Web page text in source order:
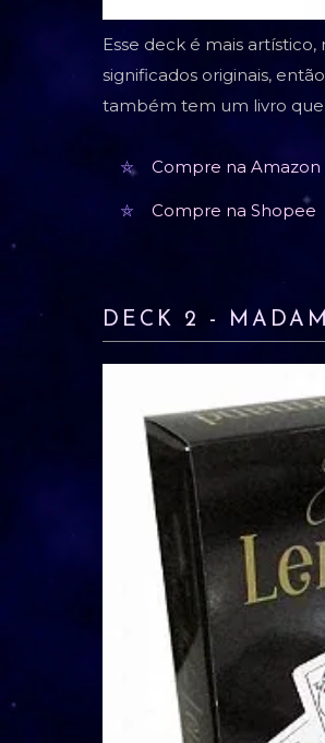
Esse deck é mais
significados originais,
também tem um livro que
Compre na Amazon
Compre na Shopee
DECK 2 -